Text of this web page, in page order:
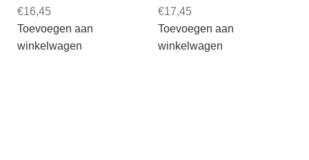
€16,45
Toevoegen aan
winkelwagen
€17,45
Toevoegen aan
winkelwagen